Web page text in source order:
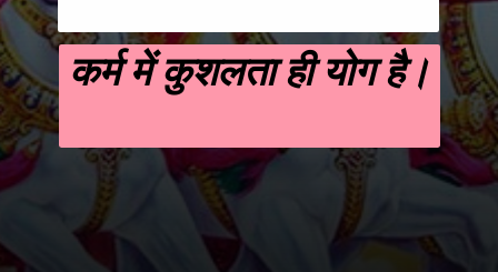
कर्म में कुशलता ही योग है।